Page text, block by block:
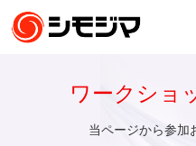
ワークショ
当ページから参加